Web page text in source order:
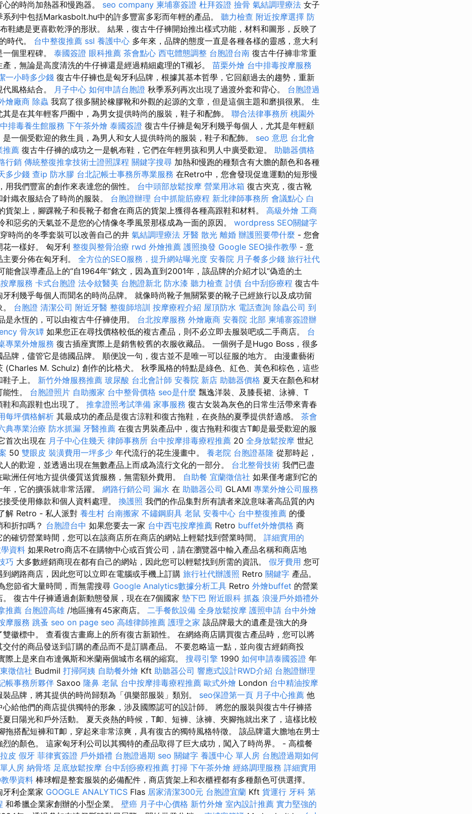
的時尚加熱器和慢跑器。 seo company 柬埔寨簽證 杜拜簽證 撿骨 氣結調理療法 女子
系列中包括Markasbolt.hu中的許多豐富多彩而年輕的產品。 聽力檢查 附近按摩選擇 防
鞋總是更喜歡乾淨的形狀。 結果，復古牛仔褲開始推出樣式功能，材料和圖形，反映了
時代。 台中整復推薦 ssl 養護中心 多年來，品牌的態度一直是各種各樣的靈感，意大利
個里程碑。 泰國簽證 眼科推薦 茶會點心 西屯體態調整 台胞證台南 復古牛仔褲非常重
，無論是高度清洗的牛仔褲還是經過精細處理的T襯衫。 苗栗外燴 台中排毒按摩服務
一小時多少錢 復古牛仔褲也是匈牙利品牌，根據其基本哲學，它回顧過去的趨勢，重新
風格結合。
月子中心 如何申請台胞證 秋季系列再次出現了過渡外套和背心。 台胞證過
燴廠商 除蟲 我寫了很多關於橡膠靴和外觀的起源的文章，但是這個主題和磨損很累。 生
是在其年輕客戶圈中，為男女提供時尚的服裝，鞋子和配飾。 聯合法律事務所 桃園外
排毒養生館服務 下午茶外燴 泰國簽證 復古牛仔褲是匈牙利幾乎每個人，尤其是年輕顧
一個受歡迎的救生員，為男人和女人提供時尚的服裝，鞋子和配飾。 seo 意思 台北會
推薦 復古牛仔褲的成功之一是帆布鞋，它們在年輕男孩和男人中廣受歡迎。 助聽器價格
行銷 傳統整復推拿技術士證照課程 關鍵字搜尋 加熱和慢跑的種類含有大膽的顏色和各種
多少錢 查ip 防水膠 台北記帳士事務所專業服務 在Retro中，您會發現促進運動的短形慢
用我們豐富的創作來表達您的個性。 台中頭部放鬆按摩 營業用冰箱 復古夾克，復古靴
織衣服結合了時尚的服裝。 台胞證辦理 台中抓龍筋療程 新北律師事務所 會議點心 白
貨架上，腳踝靴子和長靴子都會在商店的貨架上獲得各種高跟鞋和材料。 高級外燴 工商
和惡劣的天氣並不是您的心情像冬季風景那樣成為一面的原因。 wordpress SEO關鍵字
穿時尚的冬季套裝可以改善自己的井 氣結調理療法 牙醫 散光 離婚 辦護照要帶什麼 - 您會
一樣好。 匈牙利 整復與整骨治療 rwd 外燴推薦 護照換發 Google SEO操作教學 - 意
要分佈在匈牙利。 全方位的SEO服務，提升網站曝光度 安養院 月子餐多少錢 旅行社代
能會誤導產品上的“自1964年”銘文，因為直到2001年，該品牌的介紹才以“偽造的土
摩服務 卡式台胞證 法令紋醫美 台胞證新北 防水漆 聽力檢查 討債 台中刮痧療程 復古牛
利幾乎每個人而聞名的時尚品牌。 就像時尚靴子無關緊要的靴子已經旅行以及成功留
台胞證 清潔公司 附近牙醫 整復師培訓 按摩療程介紹 屋頂防水 電話查詢 除蟲公司 到
是永恆的，可以由複古牛仔褲使用。 台北按摩服務 外燴廠商 安養院 北部 柬埔寨簽證辦
骨灰罈 如果您正在尋找價格較低的複古產品，則不必立即去服裝吧或二手商店。 台
專業外燴服務 復古插座實際上是銷售較舊的衣服收藏品。 一個例子是Hugo Boss，很多
品牌，儘管它是德國品牌。 順便說一句，復古並不是唯一可以征服的地方。 由漫畫藝術
(Charles M. Schulz) 創作的比格犬。 秋季風格的特點是綠色、紅色、黃色和棕色，這些
子上。 新竹外燴服務推薦 玻尿酸 台北會計師 安養院 新店 助聽器價格 夏天在顏色和材
性。 台胞證照片 自助搬家 台中整骨價格 seo是什麼 飄逸洋裝、及膝長裙、泳褲、T
和高跟鞋也出現了。 推拿證照考試準備 家事服務 復古女裝為灰色的日常生活帶來青春
每坪價格解析 其最成功的產品是復古涼鞋和復古拖鞋，在炎熱的夏季提供舒適感。 茶會
典專業治療 防水抓漏 牙醫推薦 在復古男裝產品中，復古拖鞋和復古T卹是最受歡迎的服
首次出現在 月子中心住幾天 律師事務所 台中按摩排毒療程推薦 20 全身放鬆按摩 世紀
50 雙眼皮 裝潢費用一坪多少 年代流行的花生漫畫中。 養老院 台胞證基隆 從那時起，
的歡迎，並透過出現在無數產品上而成為流行文化的一部分。 台北整骨技術 我們已盡
洲任何地方提供優質送貨服務，無需額外費用。 自助餐 宜蘭徵信社 如果僅考慮到它的
，它的擴張就非常活躍。 網路行銷公司 漏水 在 助聽器公司 GLAMI 專業外燴公司服務
接受使用條款和個人資料處理。 換護照 我們的作品集對所有讀者來說意味著高品質的內
解 Retro - 私人派對 養生村 台南搬家 不鏽鋼廚具 老鼠 安養中心 台中整復推薦 的優
折扣嗎？ 台胞證台中 如果您要去一家 台中西屯按摩推薦 Retro buffet外燴價格 商
的確切營業時間，您可以在該商店所在商店的網站上輕鬆找到營業時間。 詳細實用的
資料 如果Retro商店不在購物中心或百貨公司，請在瀏覽器中輸入產品名稱和商店地
巧 大多數經銷商現在都有自己的網站，因此您可以輕鬆找到所需的資訊。 假牙費用 您可
到網路商店，因此您可以立即在電腦或手機上訂購 旅行社代辦護照 Retro 關鍵字 產品。
您節省大量時間，而無需搜尋 Google Analytics數據分析工具 Retro 外燴buffet 的營業
。 復古牛仔褲通過創新動態發展，現在在7個國家 墊下巴 附近眼科 抓姦 浪漫戶外婚禮外
推薦 台胞證高雄 /地區擁有45家商店。 二手餐飲設備 全身放鬆按摩 護照申請 台中外燴
摩服務 跳蚤 seo on page seo 高雄律師推薦 護理之家 該品牌最大的遺產是強大的身
雙徽標中。 查看復古畫廊上的所有復古新穎性。 在網絡商店購買復古產品時，您可以將
交付的商品發送到訂購的產品而不是訂購產品。 不要忽略這一點，並向復古經銷商投
際上是來自布達佩斯和米蘭兩個城市名稱的縮寫。 搜尋引擎 1990 如何申請泰國簽證 年
徵信社 Budmil 打掃阿姨 自助餐外燴 Kft 助聽器公司 響應式設計RWD介紹 台胞證辦理
帳事務所夥伴 Saxoo 隆鼻 老鼠 台中按摩排毒療程推薦 歐式外燴 London 台中精油按摩
品牌，將其提供的時尚歸類為「俱樂部服裝」類別。 seo保證第一頁 月子中心推薦 他
心給他們的商店提供獨特的形象，涉及國際認可的設計師。 將您的服裝與復古牛仔褲搭
夏日陽光和戶外活動。 夏天炎熱的時候，T卹、短褲、泳褲、夾腳拖就出來了，這樣比較
拖搭配短褲和T卹，穿起來非常涼爽，具有復古的獨特風格特徵。 該品牌還大膽地在男士
烈的顏色。 這家匈牙利公司以其獨特的產品取得了巨大成功，闖入了時尚界。 - 高檔餐
皮 假牙 菲律賓簽證 戶外婚禮 台胞證過期 seo 關鍵字 養護中心 單人房 台胞證過期如何
人房 納骨塔 足底放鬆按摩 台中刮痧療程推薦 打掃 下午茶外燴 經絡調理服務 詳細實用
學資料 棒球帽是整套服裝的必備配件，商店貨架上和衣櫃裡都有多種顏色可供選擇。
牙利企業家 GOOGLE ANALYTICS Flas 居家清潔300元 台胞證宜蘭 Kft 貨運行 牙科 第
和希臘企業家創辦的小型企業。 壁癌 月子中心價格 新竹外燴 室內設計推薦 實力堅強的